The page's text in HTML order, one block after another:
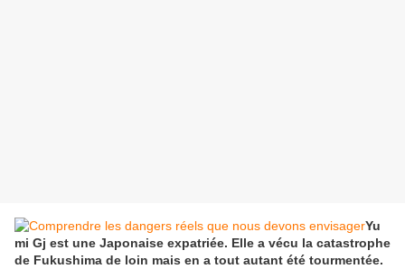
Yu
mi Gj est une Japonaise expatriée. Elle a vécu la catastrophe
de Fukushima de loin mais en a tout autant été tourmentée.